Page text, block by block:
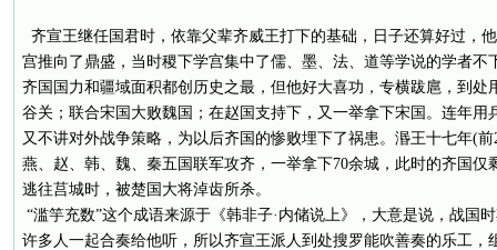
齐宣王继任国君时，依靠父辈齐威王打下的基础，日子还算好过，
宫推向了鼎盛，当时稷下学宫集中了儒、墨、法、道等学说的学者不
齐国国力和疆域面积都创历史之最，但他好大喜功，专横跋扈，到处
谷关；联合宋国大败魏国；在赵国支持下，又一举拿下宋国。连年用
又不讲对外战争策略，为以后齐国的惨败埋下了祸患。湣王十七年(
燕、赵、韩、魏、秦五国联军攻齐，一举拿下70余城，此时的齐国仅
逃往莒城时，被楚国大将淖齿所杀。
“滥竽充数”这个成语来源于《韩非子·内储说上》，大意是说，战国
许多人一起合奏给他听，所以齐宣王派人到处搜罗能吹善奏的乐工，